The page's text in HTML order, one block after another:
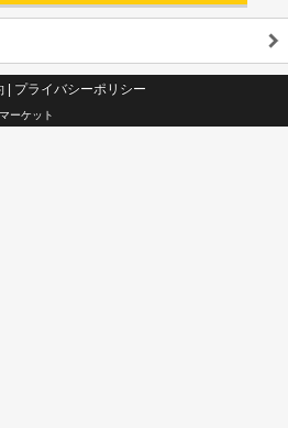
| プライバシーポリシー
ーケット